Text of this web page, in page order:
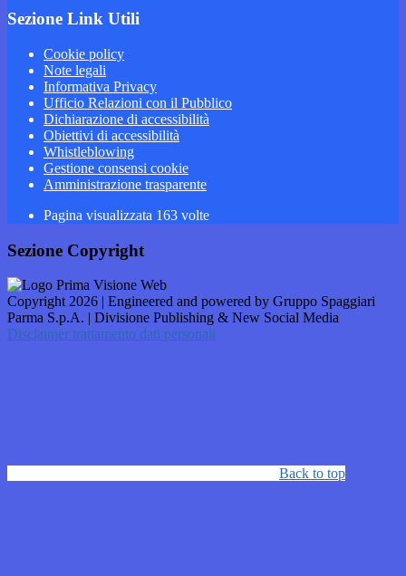
Sezione Link Utili
Cookie policy
Note legali
Informativa Privacy
Ufficio Relazioni con il Pubblico
Dichiarazione di accessibilità
Obiettivi di accessibilità
Whistleblowing
Gestione consensi cookie
Amministrazione trasparente
Pagina visualizzata 163 volte
Sezione Copyright
Copyright 2026 | Engineered and powered by Gruppo Spaggiari
Parma S.p.A. | Divisione Publishing & New Social Media
Disclaimer trattamento dati personali
Back to top